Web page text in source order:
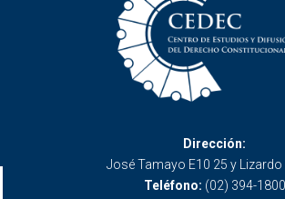
Dirección:
José Tamayo E10 25 y Lizardo
Teléfono: (02) 394-1800